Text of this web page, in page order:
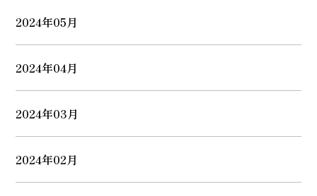
2024年05月
2024年04月
2024年03月
2024年02月